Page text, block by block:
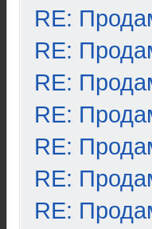
RE:
RE:
RE:
RE:
RE:
RE:
RE: